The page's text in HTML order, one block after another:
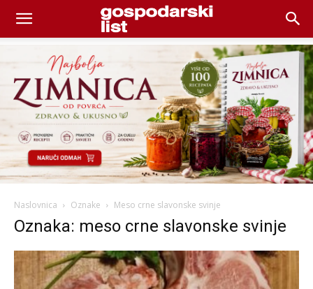
Naslovnica Oznake Meso crne slavonske svinje
Oznaka: meso crne slavonske svinje